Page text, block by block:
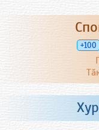
+100